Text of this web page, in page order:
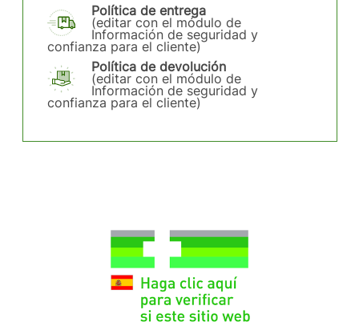
Política de entrega
(editar con el módulo de
Información de seguridad y
confianza para el cliente)
Política de devolución
(editar con el módulo de
Información de seguridad y
confianza para el cliente)